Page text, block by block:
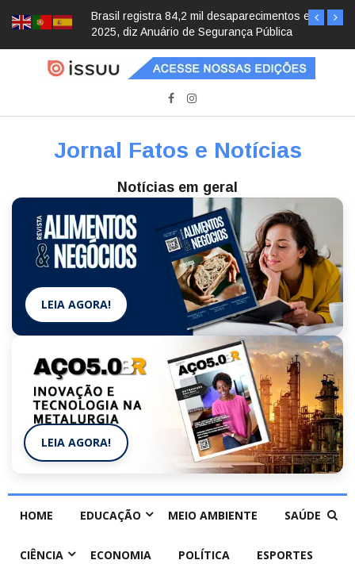
Brasil registra 84,2 mil desaparecimentos em
2025, diz Anuário de Segurança Pública
Jornal Fatos e Notícias
Notícias em geral
LEIA AGORA!
LEIA AGORA!
HOME EDUCAÇÃO MEIO AMBIENTE SAÚDE
CIÊNCIA ECONOMIA POLÍTICA ESPORTES